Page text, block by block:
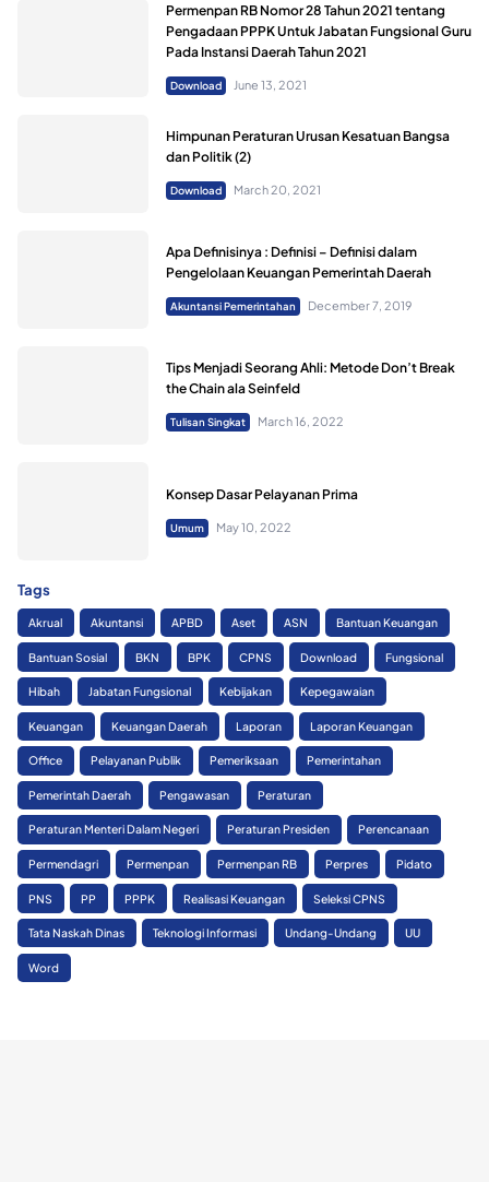
Permenpan RB Nomor 28 Tahun 2021 tentang
Pengadaan PPPK Untuk Jabatan Fungsional Guru
Pada Instansi Daerah Tahun 2021
Download June 13, 2021
Himpunan Peraturan Urusan Kesatuan Bangsa
dan Politik (2)
Download March 20, 2021
Apa Definisinya : Definisi – Definisi dalam
Pengelolaan Keuangan Pemerintah Daerah
Akuntansi Pemerintahan December 7, 2019
Tips Menjadi Seorang Ahli: Metode Don’t Break
the Chain ala Seinfeld
Tulisan Singkat March 16, 2022
Konsep Dasar Pelayanan Prima
Umum May 10, 2022
Tags
Akrual Akuntansi APBD Aset ASN Bantuan Keuangan
Bantuan Sosial BKN BPK CPNS Download Fungsional
Hibah Jabatan Fungsional Kebijakan Kepegawaian
Keuangan Keuangan Daerah Laporan Laporan Keuangan
Office Pelayanan Publik Pemeriksaan Pemerintahan
Pemerintah Daerah Pengawasan Peraturan
Peraturan Menteri Dalam Negeri Peraturan Presiden Perencanaan
Permendagri Permenpan Permenpan RB Perpres Pidato
PNS PP PPPK Realisasi Keuangan Seleksi CPNS
Tata Naskah Dinas Teknologi Informasi Undang-Undang UU
Word